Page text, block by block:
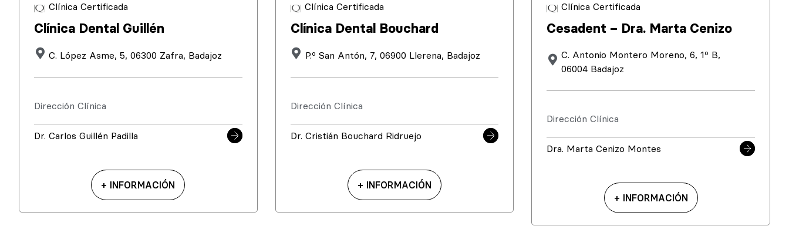
Clínica Certificada
Clínica Dental Guillén
C. López Asme, 5, 06300 Zafra, Badajoz
Dirección Clínica
Dr. Carlos Guillén Padilla
+ INFORMACIÓN
Clínica Certificada
Clínica Dental Bouchard
P.º San Antón, 7, 06900 Llerena, Badajoz
Dirección Clínica
Dr. Cristián Bouchard Ridruejo
+ INFORMACIÓN
Clínica Certificada
Cesadent – Dra. Marta Cenizo
C. Antonio Montero Moreno, 6, 1º B,
06004 Badajoz
Dirección Clínica
Dra. Marta Cenizo Montes
+ INFORMACIÓN